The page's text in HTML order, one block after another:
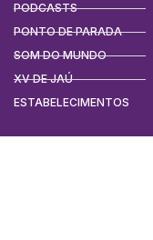
PODCASTS
PONTO DE PARADA
SOM DO MUNDO
XV DE JAÚ
ESTABELECIMENTOS